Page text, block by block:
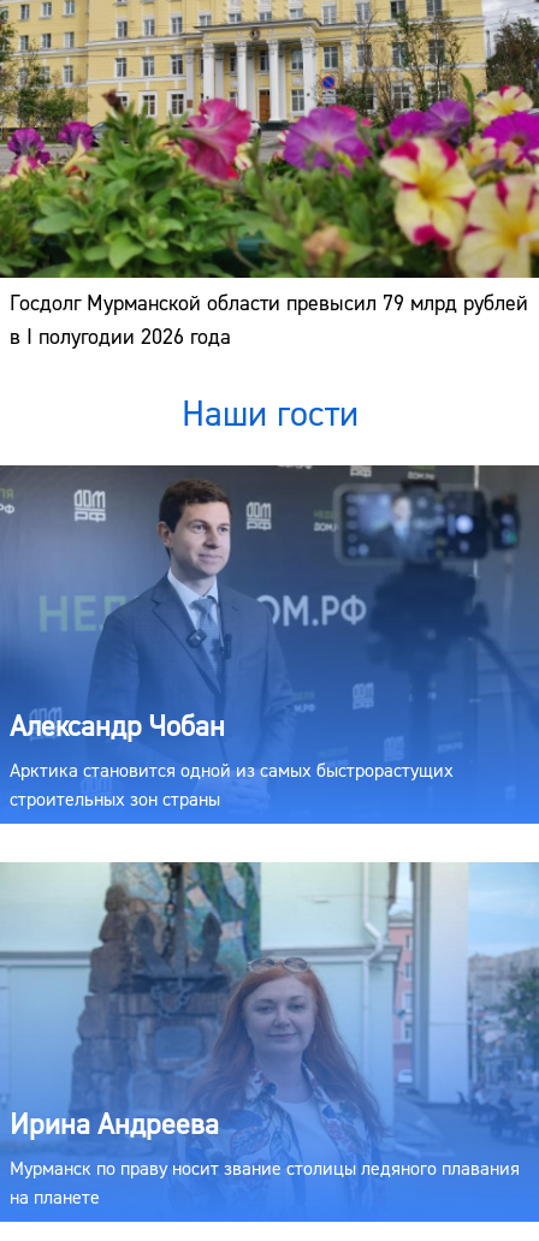
Госдолг Мурманской области превысил 79 млрд рублей
в I полугодии 2026 года
Наши гости
Александр Чобан
Арктика становится одной из самых быстрорастущих
строительных зон страны
Ирина Андреева
Мурманск по праву носит звание столицы ледяного плавания
на планете